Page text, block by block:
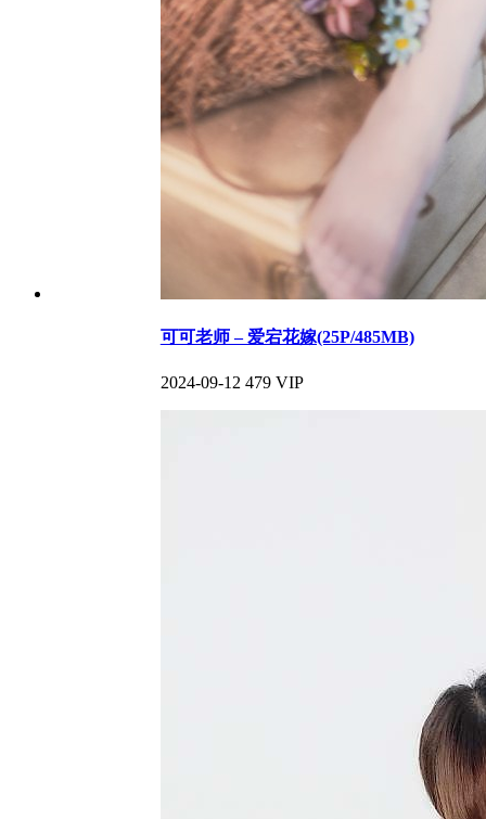
可可老师 – 爱宕花嫁(25P/485MB)
2024-09-12 479 VIP